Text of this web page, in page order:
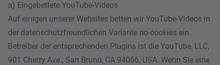
a) Eingebettete YouTube-Videos
Auf einigen unserer Websites betten wir YouTube-Videos in
der datenschutzfreundlichen Variante no-cookies ein.
Betreiber der entsprechenden Plugins ist die YouTube, LLC,
901 Cherry Ave., San Bruno, CA 94066, USA. Wenn Sie eine